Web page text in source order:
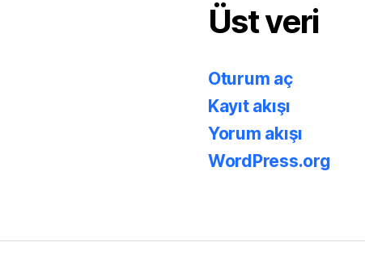
Üst veri
Oturum aç
Kayıt akışı
Yorum akışı
WordPress.org